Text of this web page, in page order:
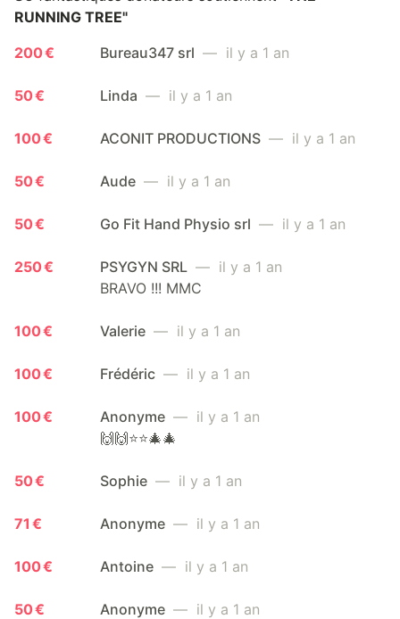
RUNNING TREE"
200 €
Bureau347 srl — il y a 1 an
50 € Linda — il y a 1 an
100 € ACONIT PRODUCTIONS — il y a 1 an
50 € Aude — il y a 1 an
50 € Go Fit Hand Physio srl — il y a 1 an
250 € PSYGYN SRL — il y a 1 an
BRAVO !!! MMC
100 € Valerie — il y a 1 an
100 € Frédéric — il y a 1 an
100 € Anonyme — il y a 1 an
🙌🙌⭐️⭐️🎄🎄
50 € Sophie — il y a 1 an
71 € Anonyme — il y a 1 an
100 € Antoine — il y a 1 an
50 € Anonyme — il y a 1 an